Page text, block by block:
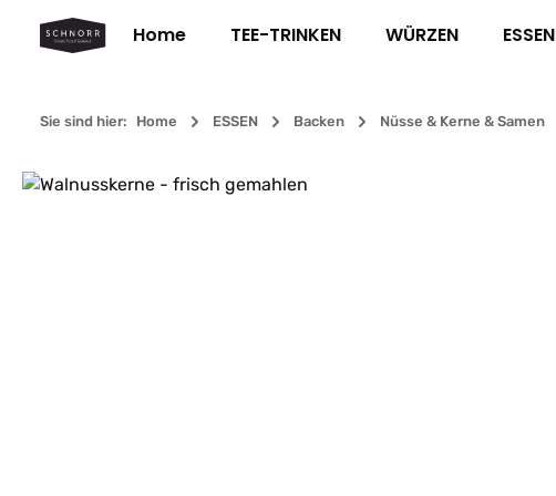
Hauptinhalt springen
Zur Suche springen
Zur Hauptnavigation springen
Home TEE-TRINKEN WÜRZEN ESSEN
Sie sind hier: Home ESSEN Backen Nüsse & Kerne & Samen
Bildergalerie überspringen